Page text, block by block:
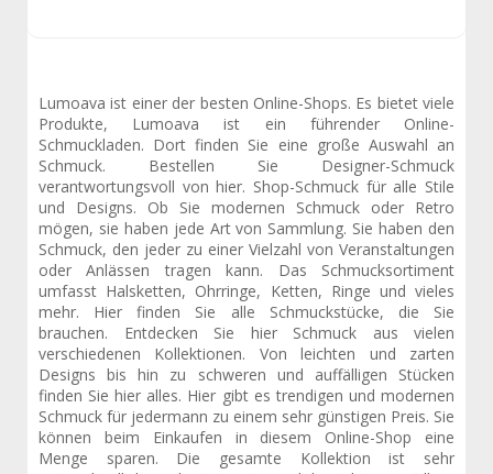
Lumoava ist einer der besten Online-Shops. Es bietet viele
Produkte, Lumoava ist ein führender Online-
Schmuckladen. Dort finden Sie eine große Auswahl an
Schmuck. Bestellen Sie Designer-Schmuck
verantwortungsvoll von hier. Shop-Schmuck für alle Stile
und Designs. Ob Sie modernen Schmuck oder Retro
mögen, sie haben jede Art von Sammlung. Sie haben den
Schmuck, den jeder zu einer Vielzahl von Veranstaltungen
oder Anlässen tragen kann. Das Schmucksortiment
umfasst Halsketten, Ohrringe, Ketten, Ringe und vieles
mehr. Hier finden Sie alle Schmuckstücke, die Sie
brauchen. Entdecken Sie hier Schmuck aus vielen
verschiedenen Kollektionen. Von leichten und zarten
Designs bis hin zu schweren und auffälligen Stücken
finden Sie hier alles. Hier gibt es trendigen und modernen
Schmuck für jedermann zu einem sehr günstigen Preis. Sie
können beim Einkaufen in diesem Online-Shop eine
Menge sparen. Die gesamte Kollektion ist sehr